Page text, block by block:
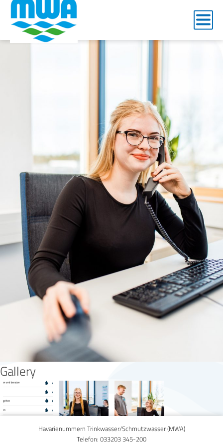
2024_Azubi Industrie
Gallery
Havarienummern Trinkwasser/Schmutzwasser (MWA)
Telefon: 033203 345-200